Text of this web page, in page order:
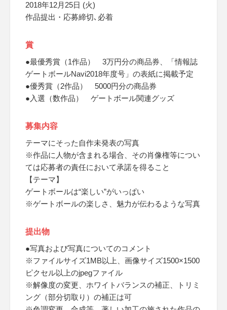
2018年12月25日 (火)
作品提出・応募締切､必着
賞
●最優秀賞（1作品） 3万円分の商品券、「情報誌
ゲートボールNavi2018年度号」の表紙に掲載予定
●優秀賞（2作品） 5000円分の商品券
●入選（数作品） ゲートボール関連グッズ
募集内容
テーマにそった自作未発表の写真
※作品に人物が含まれる場合、その肖像権等につい
ては応募者の責任において承諾を得ること
【テーマ】
ゲートボールは“楽しい”がいっぱい
※ゲートボールの楽しさ、魅力が伝わるような写真
提出物
●写真および写真についてのコメント
※ファイルサイズ1MB以上、画像サイズ1500×1500
ピクセル以上のjpegファイル
※解像度の変更、ホワイトバランスの補正、トリミ
ング（部分切取り）の補正は可